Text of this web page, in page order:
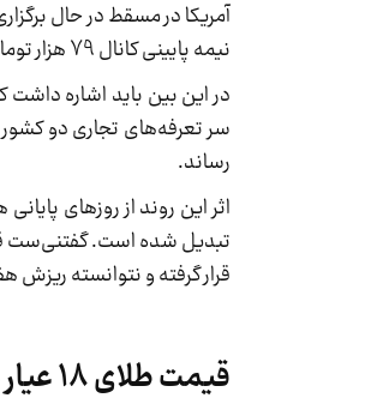
نیمه پایینی کانال 79 هزار تومانی قرار دارد.
در این بین باید اشاره
رساند.
اثر این روند از روزهای
قرار گرفته و نتوانسته ریزش
قیمت طلای 18 عیار در کانال 6.4 میلیونی قرار گرفت